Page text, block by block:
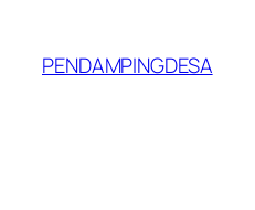
konten
PENDAMPINGDESA